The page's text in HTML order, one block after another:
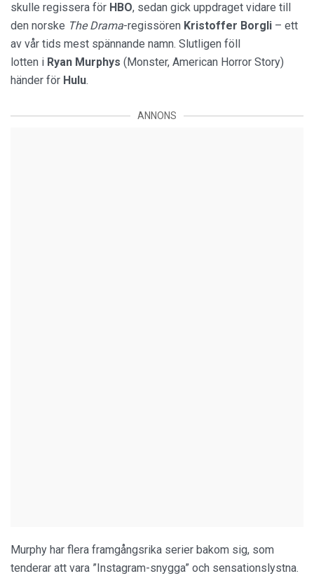
skulle regissera för HBO, sedan gick uppdraget vidare till
den norske The Drama-regissören Kristoffer Borgli – ett
av vår tids mest spännande namn. Slutligen föll
lotten i Ryan Murphys (Monster, American Horror Story)
händer för Hulu.
ANNONS
Murphy har flera framgångsrika serier bakom sig, som
tenderar att vara ”Instagram-snygga” och sensationslystna.